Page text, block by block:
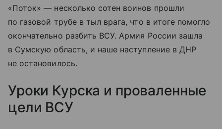
«Поток» — несколько сотен воинов прошли
по газовой трубе в тыл врага, что в итоге помогло
окончательно разбить ВСУ. Армия России зашла
в Сумскую область, и наше наступление в ДНР
не остановилось.
Уроки Курска и проваленные
цели ВСУ